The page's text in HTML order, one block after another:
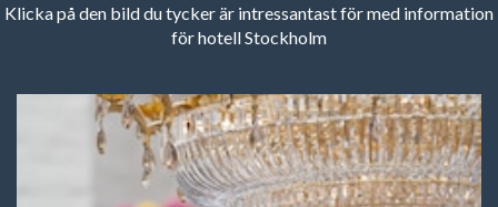
Klicka på den bild du tycker är intressantast för med information
för hotell Stockholm